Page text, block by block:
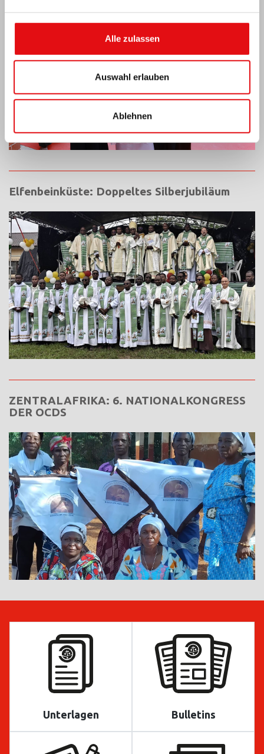
Alle zulassen
Auswahl erlauben
Ablehnen
Elfenbeinküste: Doppeltes Silberjubiläum
ZENTRALAFRIKA: 6. NATIONALKONGRESS
DER OCDS
Unterlagen Bulletins